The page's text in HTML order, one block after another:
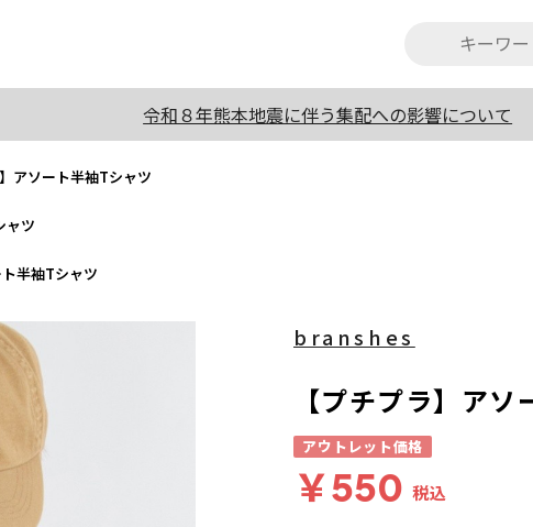
令和８年熊本地震に伴う集配への影響について
】アソート半袖Tシャツ
ャツ
ト半袖Tシャツ
branshes
【プチプラ】ア
アウトレット価格
￥550 税込